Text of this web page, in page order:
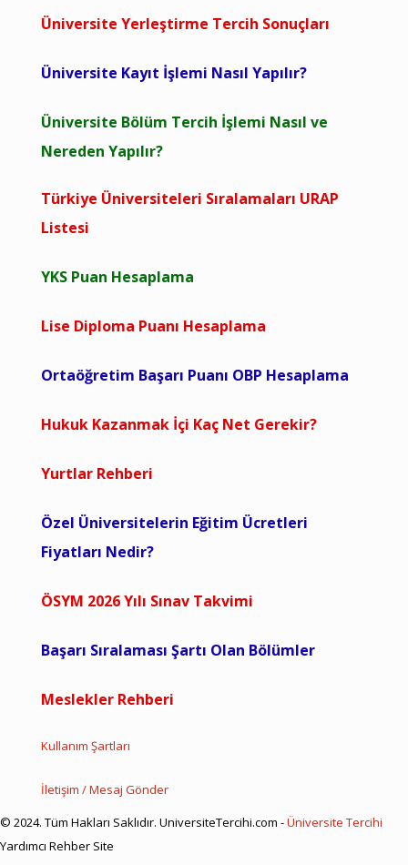
Üniversite Yerleştirme Tercih Sonuçları
Üniversite Kayıt İşlemi Nasıl Yapılır?
Üniversite Bölüm Tercih İşlemi Nasıl ve
Nereden Yapılır?
Türkiye Üniversiteleri Sıralamaları URAP
Listesi
YKS Puan Hesaplama
Lise Diploma Puanı Hesaplama
Ortaöğretim Başarı Puanı OBP Hesaplama
Hukuk Kazanmak İçi Kaç Net Gerekir?
Yurtlar Rehberi
Özel Üniversitelerin Eğitim Ücretleri
Fiyatları Nedir?
ÖSYM 2026 Yılı Sınav Takvimi
Başarı Sıralaması Şartı Olan Bölümler
Meslekler Rehberi
Kullanım Şartları
İletişim / Mesaj Gönder
© 2024. Tüm Hakları Saklıdır. UniversiteTercihi.com -Üniversite Tercihi
Yardımcı Rehber Site